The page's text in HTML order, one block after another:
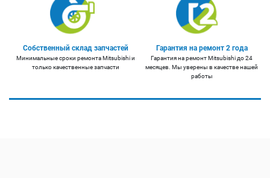
Собственный склад запчастей
Минимальные сроки ремонта Mitsubishi и
только качественные запчасти
Гарантия на ремонт 2 года
Гарантия на ремонт Mitsubishi до 24
месяцев. Мы уверены в качестве нашей
работы